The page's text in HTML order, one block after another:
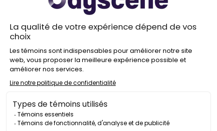
Stationnements
proximité de
nos salles
Politique de
d’auteur
2026